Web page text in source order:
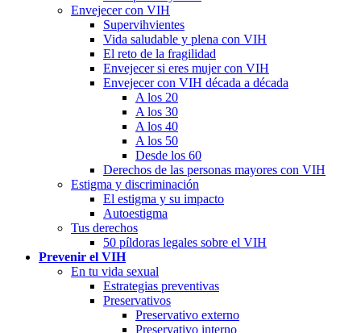
Envejecer con VIH
Supervihvientes
Vida saludable y plena con VIH
El reto de la fragilidad
Envejecer si eres mujer con VIH
Envejecer con VIH década a década
A los 20
A los 30
A los 40
A los 50
Desde los 60
Derechos de las personas mayores con VIH
Estigma y discriminación
El estigma y su impacto
Autoestigma
Tus derechos
50 píldoras legales sobre el VIH
Prevenir el VIH
En tu vida sexual
Estrategias preventivas
Preservativos
Preservativo externo
Preservativo interno